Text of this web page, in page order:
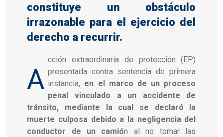
constituye un obstáculo
irrazonable para el ejercicio del
derecho a recurrir.
A
cción extraordinaria de protección (EP)
presentada contra sentencia de primera
instancia, en el marco de un proceso
penal vinculado a un accidente de
tránsito, mediante la cual se declaró la
muerte culposa debido a la negligencia del
conductor de un camión al no tomar las